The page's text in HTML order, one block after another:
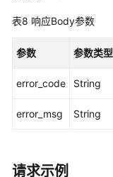
理
模
管
用
表8 响应Body参数
参数 参数类型
error_code String
error_msg String
请求示例